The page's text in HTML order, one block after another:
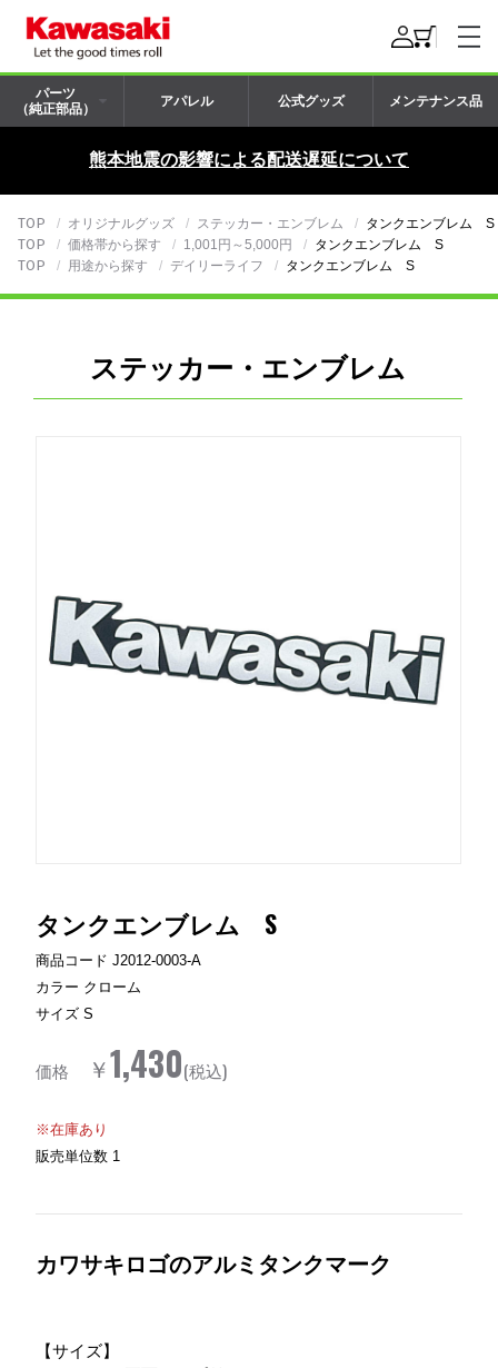
パーツ
（純正部品）
アパレル 公式グッズ メンテナンス品
熊本地震の影響による配送遅延について
TOP オリジナルグッズ ステッカー・エンブレム タンクエンブレム S
TOP 価格帯から探す 1,001円～5,000円 タンクエンブレム S
TOP 用途から探す デイリーライフ タンクエンブレム S
ステッカー・エンブレム
タンクエンブレム S
商品コード J2012-0003-A
カラー クローム
サイズ S
価格 ￥1,430(税込)
※在庫あり
販売単位数 1
カワサキロゴのアルミタンクマーク
【サイズ】